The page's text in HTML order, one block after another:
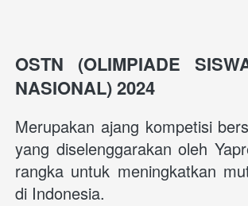
OSTN (OLIMPIADE
NASIONAL) 2024
Merupakan ajang kompetisi
yang diselenggarakan oleh
rangka untuk meningkatkan
di Indonesia.